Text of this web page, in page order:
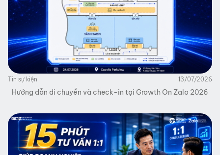
Tin sự kiện 13/07/2026
Hướng dẫn di chuyển và check-in tại Growth On Zalo 2026